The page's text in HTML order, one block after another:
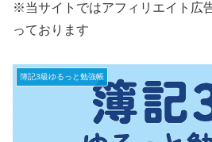
※当サイトではアフィリエイト広
っております
簿記3級ゆるっと勉強帳